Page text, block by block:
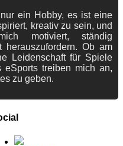
ein Hobby, es ist eine
kreativ zu sein, und
motiviert, ständig
Ob am
Leidenschaft für Spiele
eSports treiben mich an,
zu geben.